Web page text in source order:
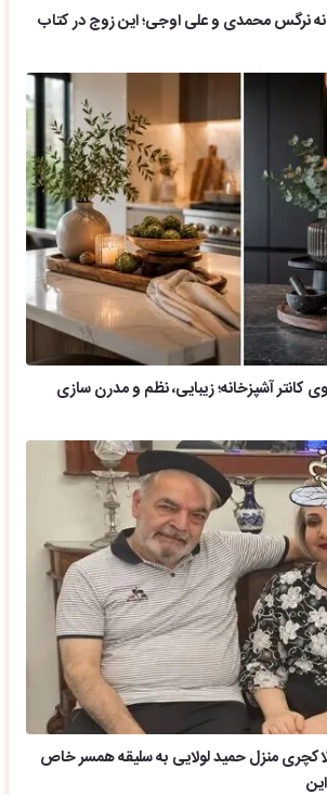
نرگس محمدی و علی اوجی؛ این زوج در کتاب
کانتر آشپزخانه؛ زیبایی، نظم و مدرن سازی
منزل حمید لولایی به سلیقه همسر خاص